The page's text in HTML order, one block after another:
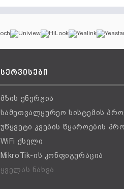
სერვისები
მზის ენერგია
სამეთვალყურეო სისტემის
უწყვეტი კვების წყაროების
WiFi ქსელი
MikroTik-ის კონფიგურაცია
ყველას ნახვა